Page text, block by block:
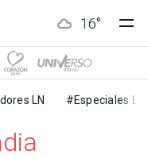
16°
LN #Especiales LN